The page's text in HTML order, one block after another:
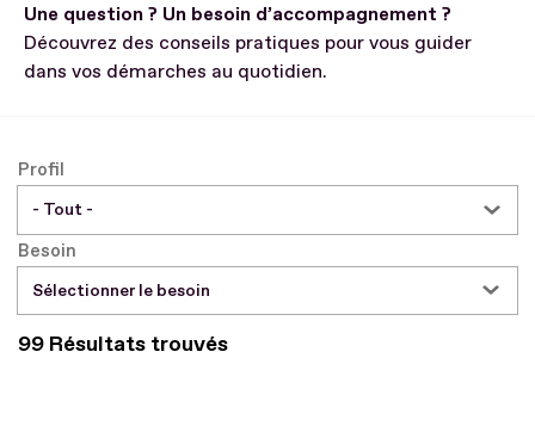
Une question ? Un besoin d’accompagnement ?
Découvrez des conseils pratiques pour vous guider
dans vos démarches au quotidien.
Profil
Besoin
Sélectionner le besoin
99 Résultats trouvés